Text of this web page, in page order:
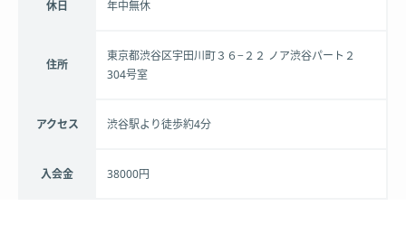
休日 年中無休
住所
東京都渋谷区宇田川町３６−２２ ノア渋谷パート２
304号室
アクセス 渋谷駅より徒歩約4分
入会金 38000円